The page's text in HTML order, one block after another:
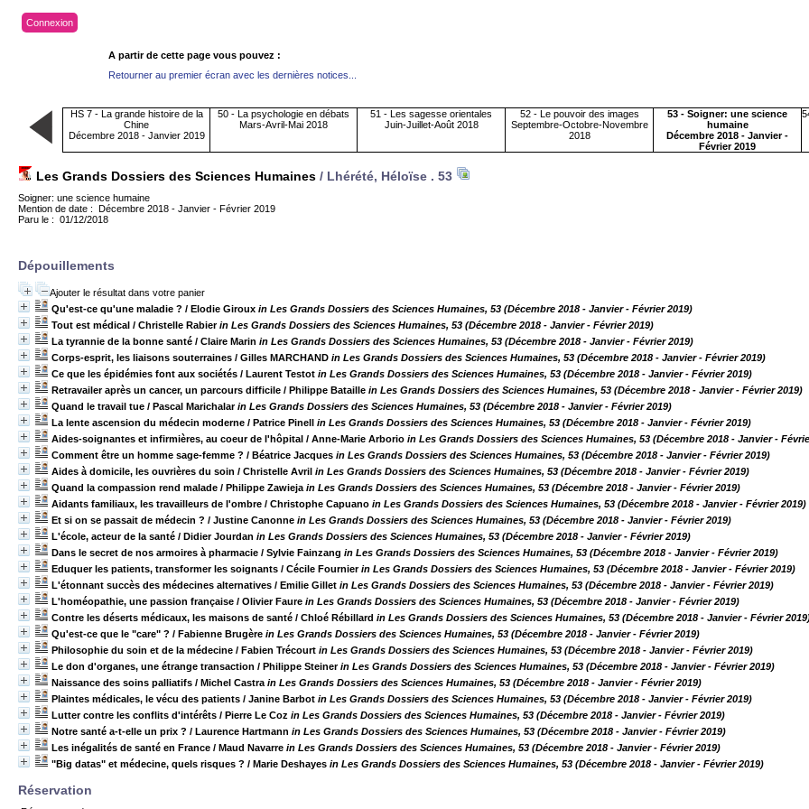
Connexion
A partir de cette page vous pouvez :
Retourner au premier écran avec les dernières notices...
HS 7 - La grande histoire de la
Chine
Décembre 2018 - Janvier 2019
50 - La psychologie en débats
Mars-Avril-Mai 2018
51 - Les sagesse orientales
Juin-Juillet-Août 2018
52 - Le pouvoir des images
Septembre-Octobre-Novembre
2018
53 - Soigner: une science
humaine
Décembre 2018 - Janvier -
Février 2019
Les Grands Dossiers des Sciences Humaines / Lhérété, Héloïse . 53
Soigner: une science humaine
Mention de date : Décembre 2018 - Janvier - Février 2019
Paru le : 01/12/2018
Dépouillements
Ajouter le résultat dans votre panier
Qu'est-ce qu'une maladie ? / Elodie Giroux in Les Grands Dossiers des Sciences Humaines, 53 (Décembre 2018 - Janvier - Février 2019)
Tout est médical / Christelle Rabierin Les Grands Dossiers des Sciences Humaines, 53 (Décembre 2018 - Janvier - Février 2019)
La tyrannie de la bonne santé / Claire Marin in Les Grands Dossiers des Sciences Humaines, 53 (Décembre 2018 - Janvier - Février 2019)
Corps-esprit, les liaisons souterraines / Gilles MARCHAND in Les Grands Dossiers des Sciences Humaines, 53 (Décembre 2018 - Janvier - Février 2019)
Ce que les épidémies font aux sociétés / Laurent Testot in Les Grands Dossiers des Sciences Humaines, 53 (Décembre 2018 - Janvier - Février 2019)
Retravailer après un cancer, un parcours difficile / Philippe Bataille in Les Grands Dossiers des Sciences Humaines, 53 (Décembre 2018 - Janvier - Février 2019)
Quand le travail tue / Pascal Marichalarin Les Grands Dossiers des Sciences Humaines, 53 (Décembre 2018 - Janvier - Février 2019)
La lente ascension du médecin moderne / Patrice Pinell in Les Grands Dossiers des Sciences Humaines, 53 (Décembre 2018 - Janvier - Février 2019)
Aides-soignantes et infirmières, au coeur de l'hôpital / Anne-Marie Arborio in Les Grands Dossiers des Sciences Humaines, 53 (Décembre 2018 - Janvier -
Comment être un homme sage-femme ? / Béatrice Jacques in Les Grands Dossiers des Sciences Humaines, 53 (Décembre 2018 - Janvier - Février 2019)
Aides à domicile, les ouvrières du soin / Christelle Avril in Les Grands Dossiers des Sciences Humaines, 53 (Décembre 2018 - Janvier - Février 2019)
Quand la compassion rend malade / Philippe Zawieja in Les Grands Dossiers des Sciences Humaines, 53 (Décembre 2018 - Janvier - Février 2019)
Aidants familiaux, les travailleurs de l'ombre / Christophe Capuano in Les Grands Dossiers des Sciences Humaines, 53 (Décembre 2018 - Janvier - Février 2019)
Et si on se passait de médecin ? / Justine Canonne in Les Grands Dossiers des Sciences Humaines, 53 (Décembre 2018 - Janvier - Février 2019)
L'école, acteur de la santé / Didier Jourdan in Les Grands Dossiers des Sciences Humaines, 53 (Décembre 2018 - Janvier - Février 2019)
Dans le secret de nos armoires à pharmacie / Sylvie Fainzang in Les Grands Dossiers des Sciences Humaines, 53 (Décembre 2018 - Janvier - Février 2019)
Eduquer les patients, transformer les soignants / Cécile Fournierin Les Grands Dossiers des Sciences Humaines, 53 (Décembre 2018 - Janvier - Février 2019)
L'étonnant succès des médecines alternatives / Emilie Gillet in Les Grands Dossiers des Sciences Humaines, 53 (Décembre 2018 - Janvier - Février 2019)
L'homéopathie, une passion française / Olivier Faure in Les Grands Dossiers des Sciences Humaines, 53 (Décembre 2018 - Janvier - Février 2019)
Contre les déserts médicaux, les maisons de santé / Chloé Rébillard in Les Grands Dossiers des Sciences Humaines, 53 (Décembre 2018 - Janvier - Février
Qu'est-ce que le "care" ? / Fabienne Brugère in Les Grands Dossiers des Sciences Humaines, 53 (Décembre 2018 - Janvier - Février 2019)
Philosophie du soin et de la médecine / Fabien Trécourt in Les Grands Dossiers des Sciences Humaines, 53 (Décembre 2018 - Janvier - Février 2019)
Le don d'organes, une étrange transaction / Philippe Steinerin Les Grands Dossiers des Sciences Humaines, 53 (Décembre 2018 - Janvier - Février 2019)
Naissance des soins palliatifs / Michel Castra in Les Grands Dossiers des Sciences Humaines, 53 (Décembre 2018 - Janvier - Février 2019)
Plaintes médicales, le vécu des patients / Janine Barbot in Les Grands Dossiers des Sciences Humaines, 53 (Décembre 2018 - Janvier - Février 2019)
Lutter contre les conflits d'intérêts / Pierre Le Coz in Les Grands Dossiers des Sciences Humaines, 53 (Décembre 2018 - Janvier - Février 2019)
Notre santé a-t-elle un prix ? / Laurence Hartmann in Les Grands Dossiers des Sciences Humaines, 53 (Décembre 2018 - Janvier - Février 2019)
Les inégalités de santé en France / Maud Navarre in Les Grands Dossiers des Sciences Humaines, 53 (Décembre 2018 - Janvier - Février 2019)
"Big datas" et médecine, quels risques ? / Marie Deshayes in Les Grands Dossiers des Sciences Humaines, 53 (Décembre 2018 - Janvier - Février 2019)
Réservation